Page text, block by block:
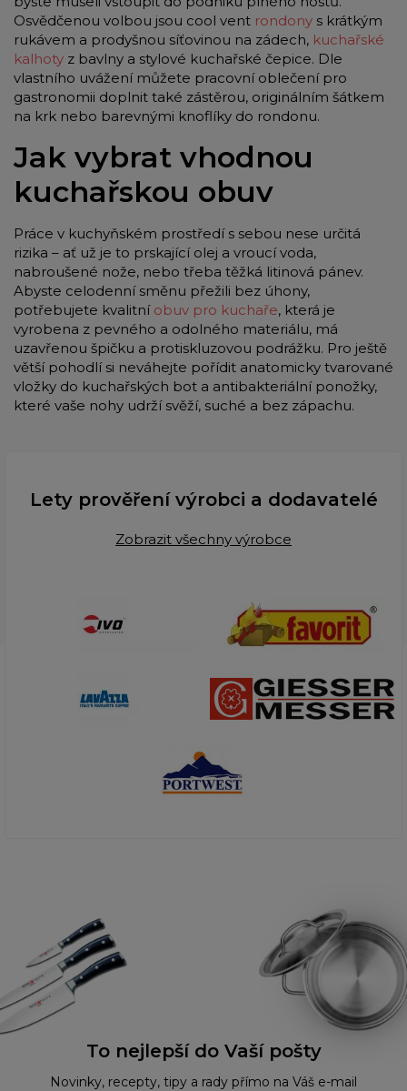
Osvědčenou volbou jsou cool vent rondony s krátkým
rukávem a prodyšnou síťovinou na zádech, kuchařské
kalhoty z bavlny a stylové kuchařské čepice. Dle
vlastního uvážení můžete pracovní oblečení pro
gastronomii doplnit také zástěrou, originálním šátkem
na krk nebo barevnými knoflíky do rondonu.
Jak vybrat vhodnou
kuchařskou obuv
Práce v kuchyňském prostředí s sebou nese určitá
rizika – ať už je to prskající olej a vroucí voda,
nabroušené nože, nebo třeba těžká litinová pánev.
Abyste celodenní směnu přežili bez úhony,
potřebujete kvalitní obuv pro kuchaře, která je
vyrobena z pevného a odolného materiálu, má
uzavřenou špičku a protiskluzovou podrážku. Pro ještě
větší pohodlí si neváhejte pořídit anatomicky tvarované
vložky do kuchařských bot a antibakteriální ponožky,
které vaše nohy udrží svěží, suché a bez zápachu.
Lety prověření výrobci a dodavatelé
Zobrazit všechny výrobce
To nejlepší do Vaší pošty
Novinky, recepty, tipy a rady přímo na Váš e-mail